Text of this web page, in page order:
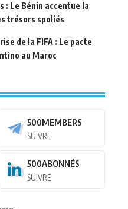
: Le Bénin accentue la
trésors spoliés
de la FIFA : Le pacte
au Maroc
500MEMBERS
SUIVRE
500ABONNÉS
SUIVRE